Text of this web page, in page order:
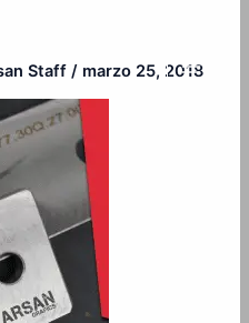
Staff/ marzo 25, 2018